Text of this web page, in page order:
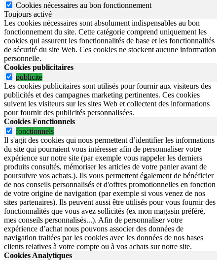
Cookies nécessaires au bon fonctionnement
Toujours activé
Les cookies nécessaires sont absolument indispensables au bon
fonctionnement du site. Cette catégorie comprend uniquement les
cookies qui assurent les fonctionnalités de base et les fonctionnalités
de sécurité du site Web. Ces cookies ne stockent aucune information
personnelle.
Cookies publicitaires
publicite
Les cookies publicitaires sont utilisés pour fournir aux visiteurs des
publicités et des campagnes marketing pertinentes. Ces cookies
suivent les visiteurs sur les sites Web et collectent des informations
pour fournir des publicités personnalisées.
Cookies Fonctionnels
fonctionnels
Il s'agit des cookies qui nous permettent d’identifier les informations
du site qui pourraient vous intéresser afin de personnaliser votre
expérience sur notre site (par exemple vous rappeler les derniers
produits consultés, mémoriser les articles de votre panier avant de
poursuivre vos achats.). Ils vous permettent également de bénéficier
de nos conseils personnalisés et d'offres promotionnelles en fonction
de votre origine de navigation (par exemple si vous venez de nos
sites partenaires). Ils peuvent aussi être utilisés pour vous fournir des
fonctionnalités que vous avez sollicités (ex mon magasin préféré,
mes conseils personnalisés...). Afin de personnaliser votre
expérience d’achat nous pouvons associer des données de
navigation traitées par les cookies avec les données de nos bases
clients relatives à votre compte ou à vos achats sur notre site.
Cookies Analytiques